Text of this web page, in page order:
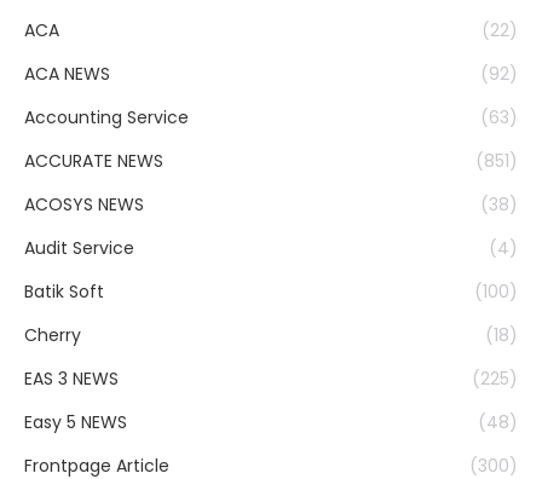
ACA
(22)
ACA NEWS
(92)
Accounting Service
(63)
ACCURATE NEWS
(851)
ACOSYS NEWS
(38)
Audit Service
(4)
Batik Soft
(100)
Cherry
(18)
EAS 3 NEWS
(225)
Easy 5 NEWS
(48)
Frontpage Article
(300)